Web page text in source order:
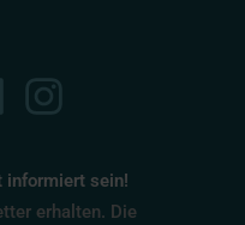
sein!
erhalten. Die